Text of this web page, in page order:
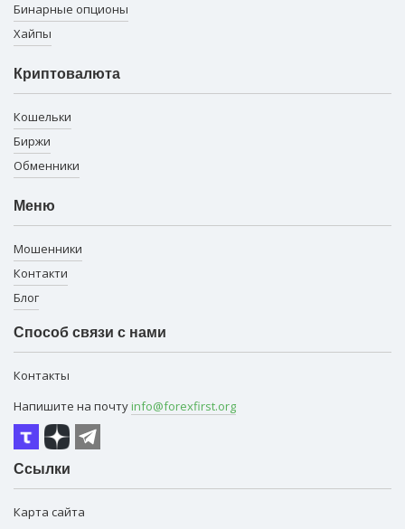
Бинарные опционы
Хайпы
Криптовалюта
Кошельки
Биржи
Обменники
Меню
Мошенники
Контакти
Блог
Способ связи с нами
Контакты
Напишите на почту info@forexfirst.org
Ссылки
Карта сайта